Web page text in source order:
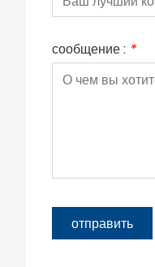
сообщение : *
отправить